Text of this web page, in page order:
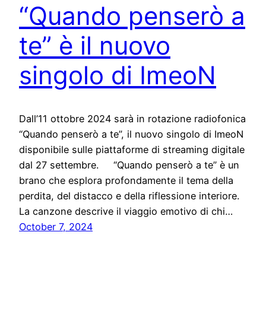
“Quando penserò a
te” è il nuovo
singolo di ImeoN
Dall’11 ottobre 2024 sarà in rotazione radiofonica
“Quando penserò a te”, il nuovo singolo di ImeoN
disponibile sulle piattaforme di streaming digitale
dal 27 settembre. “Quando penserò a te” è un
brano che esplora profondamente il tema della
perdita, del distacco e della riflessione interiore.
La canzone descrive il viaggio emotivo di chi…
October 7, 2024